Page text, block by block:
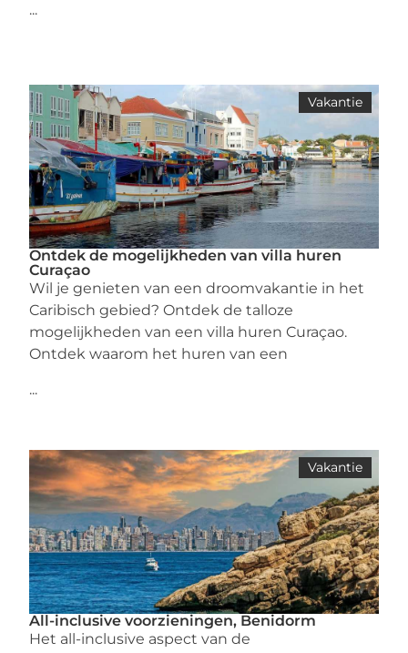
...
Vakantie
Ontdek de mogelijkheden van villa huren
Curaçao
Wil je genieten van een droomvakantie in het
Caribisch gebied? Ontdek de talloze
mogelijkheden van een villa huren Curaçao.
Ontdek waarom het huren van een
...
Vakantie
All-inclusive voorzieningen, Benidorm
Het all-inclusive aspect van de